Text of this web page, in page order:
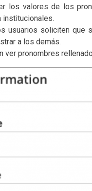
los valores de los
institucionales.
usuarios soliciten que
a los demás.
ver pronombres